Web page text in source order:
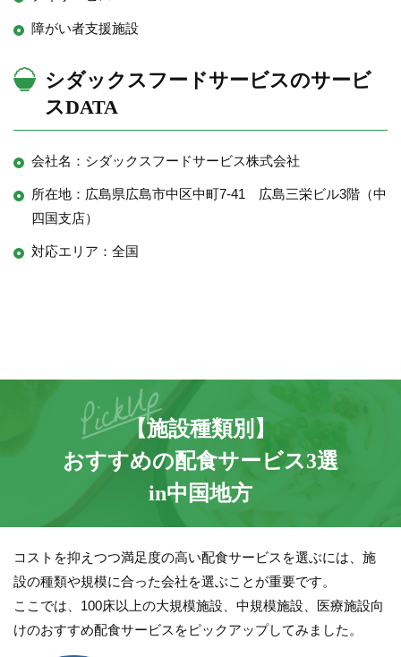
障がい者支援施設
シダックスフードサービスのサービ
スDATA
会社名：シダックスフードサービス株式会社
所在地：広島県広島市中区中町7-41 広島三栄ビル3階（中
四国支店）
対応エリア：全国
【施設種類別】
おすすめの配⾷サービス3選
in中国地⽅
コストを抑えつつ満足度の高い配食サービスを選ぶには、施
設の種類や規模に合った会社を選ぶことが重要です。
ここでは、100床以上の大規模施設、中規模施設、医療施設向
けのおすすめ配食サービスをピックアップしてみました。